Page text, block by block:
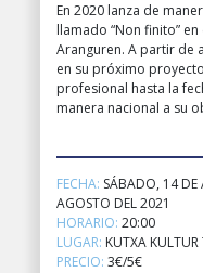
En 2020 lanza de
llamado “Non finito”
Aranguren. A partir de
en su próximo
profesional hasta la
manera nacional a su
FECHA: SÁBADO, 14
AGOSTO DEL 2021
HORARIO:20:00
LUGAR: KUTXA KULTUR
PRECIO:3€/5€